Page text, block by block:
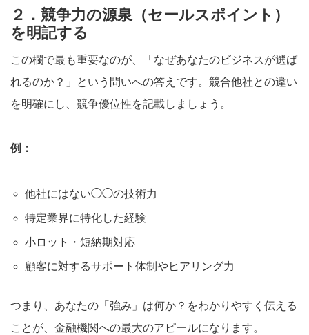
２．競争力の源泉（セールスポイント）
を明記する
この欄で最も重要なのが、「なぜあなたのビジネスが選ば
れるのか？」という問いへの答えです。競合他社との違い
を明確にし、競争優位性を記載しましょう。
例：
他社にはない◯◯の技術力
特定業界に特化した経験
小ロット・短納期対応
顧客に対するサポート体制やヒアリング力
つまり、あなたの「強み」は何か？をわかりやすく伝える
ことが、金融機関への最大のアピールになります。